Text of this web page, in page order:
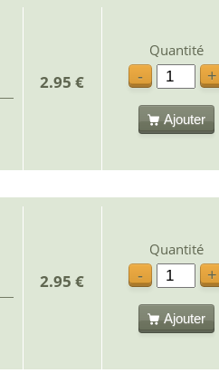
2.95 €
Quantité
-
+
Ajouter
2.95 €
Quantité
-
+
Ajouter